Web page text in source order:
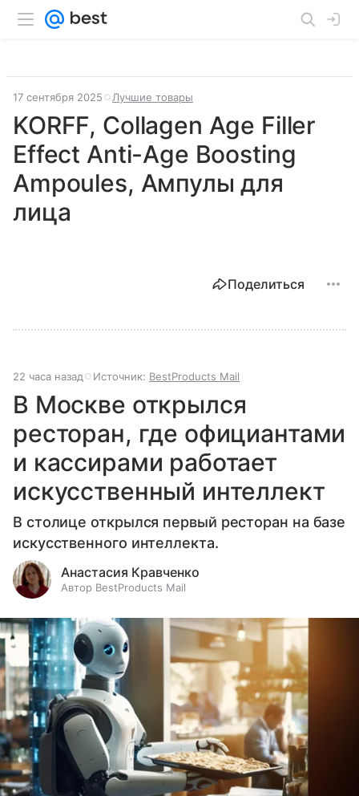
17 сентября 2025 Лучшие товары
KORFF, Collagen Age Filler
Effect Anti-Age Boosting
Ampoules, Ампулы для
лица
Поделиться
22 часа назад Источник: BestProducts Mail
В Москве открылся
ресторан, где официантами
и кассирами работает
искусственный интеллект
В столице открылся первый ресторан на базе
искусственного интеллекта.
Анастасия Кравченко
Автор BestProducts Mail